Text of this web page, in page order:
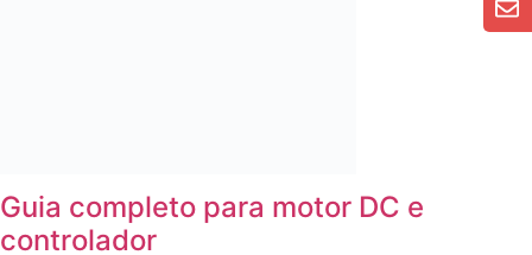
Guia completo para motor DC e
controlador